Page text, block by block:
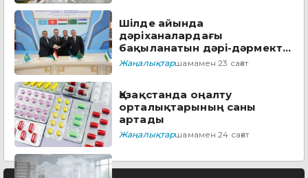
Шілде айында
дәріханалардағы
бақыланатын дәрі-дәрмектің
төрттен біріне жуығы
арзандады
Жаңалықтаршамамен 23 сағат
Қазақстанда оңалту
орталықтарының саны
артады
Жаңалықтаршамамен 24 сағат